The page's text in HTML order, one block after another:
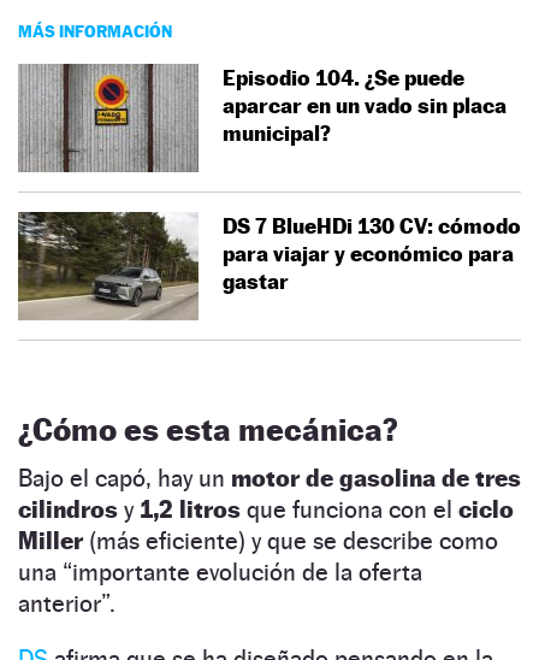
MÁS INFORMACIÓN
Episodio 104. ¿Se puede
aparcar en un vado sin placa
municipal?
DS 7 BlueHDi 130 CV: cómodo
para viajar y económico para
gastar
¿Cómo es esta mecánica?
Bajo el capó, hay un motor de gasolina de tres
cilindros y 1,2 litros que funciona con el ciclo
Miller(más eficiente) y que se describe como
una “importante evolución de la oferta
anterior”.